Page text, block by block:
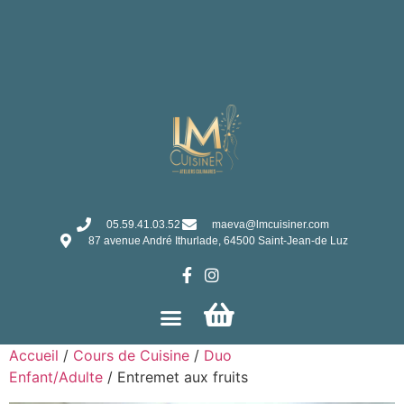
05.59.41.03.52
maeva@lmcuisiner.com
87 avenue André Ithurlade, 64500 Saint-Jean-de Luz
Accueil / Cours de Cuisine / Duo
Enfant/Adulte / Entremet aux fruits